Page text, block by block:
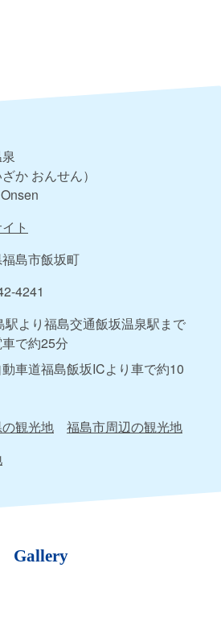
ざか おんせん）
ト
島市飯坂町
4241
駅より福島交通飯坂温泉駅まで
で約25分
車道福島飯坂ICより車で約10
観光地
福島市周辺の観光地
Gallery